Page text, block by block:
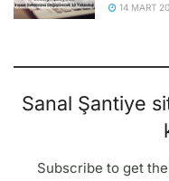
14 MART
Sanal Şantiye
Subscribe to get